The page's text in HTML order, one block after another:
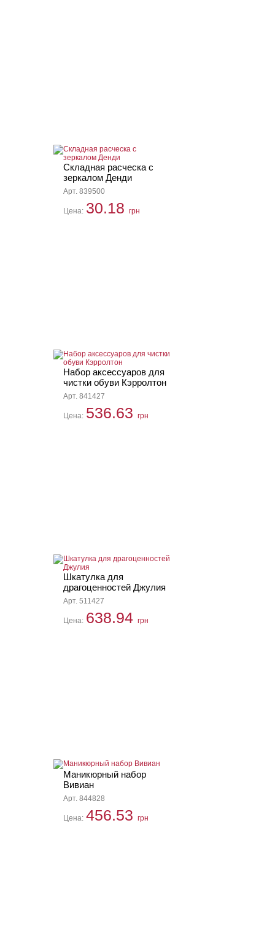
Складная расческа с
зеркалом Денди
Арт. 839500
Цена: 30.18 грн
Набор аксессуаров для
чистки обуви Кэрролтон
Арт. 841427
Цена: 536.63 грн
Шкатулка для
драгоценностей Джулия
Арт. 511427
Цена: 638.94 грн
Маникюрный набор
Вивиан
Арт. 844828
Цена: 456.53 грн